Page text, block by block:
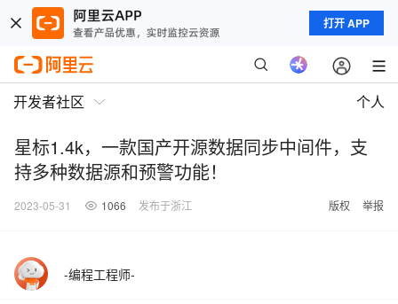
打开 APP
开发者社区 个人
星标1.4k，一款国产开源数据同步中间件，支
持多种数据源和预警功能！
2023-05-31 1066 发布于浙江 版权 举报
-编程工程师-